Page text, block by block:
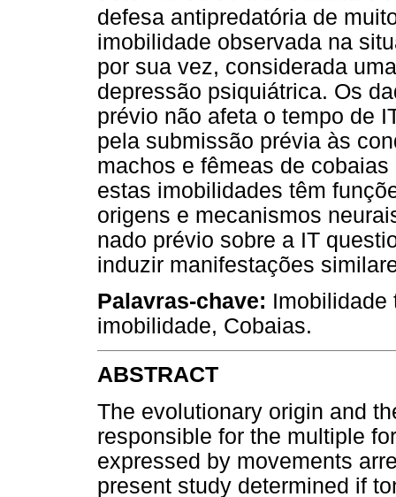
defesa antipredatória de
imobilidade observada na
por sua vez, considerada
depressão psiquiátrica. Os
prévio não afeta o tempo de
pela submissão prévia às
machos e fêmeas de cobaias
estas imobilidades têm
origens e mecanismos
nado prévio sobre a IT
induzir manifestações
Palavras-chave: Imobilidade
imobilidade, Cobaias.
ABSTRACT
The evolutionary origin and
responsible for the multiple
expressed by movements
present study determined if